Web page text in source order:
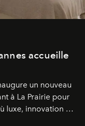
accueille
un nouveau
à La Prairie pour
luxe, innovation et